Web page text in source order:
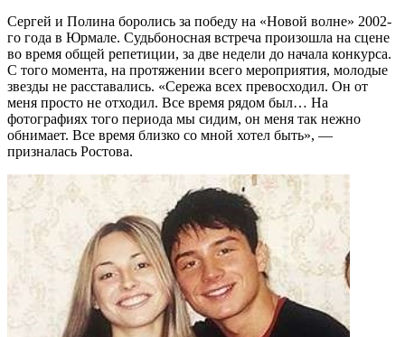
Сергей и Полина боролись за победу на «Новой волне» 2002-
го года в Юрмале. Судьбоносная встреча произошла на сцене
во время общей репетиции, за две недели до начала конкурса.
С того момента, на протяжении всего мероприятия, молодые
звезды не расставались. «Сережа всех превосходил. Он от
меня просто не отходил. Все время рядом был… На
фотографиях того периода мы сидим, он меня так нежно
обнимает. Все время близко со мной хотел быть», —
призналась Ростова.